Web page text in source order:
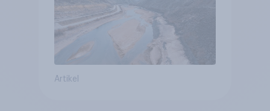
Artikel